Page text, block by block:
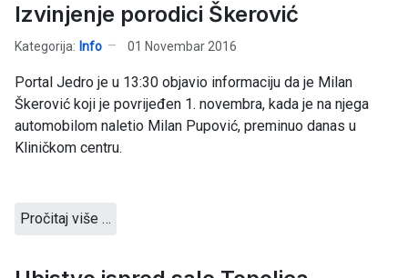
Izvinjenje porodici Škerović
Kategorija: Info 01 Novembar 2016
Portal Jedro je u 13:30 objavio informaciju da je Milan
Škerović koji je povrijeđen 1. novembra, kada je na njega
automobilom naletio Milan Pupović, preminuo danas u
Kliničkom centru.
Pročitaj više …